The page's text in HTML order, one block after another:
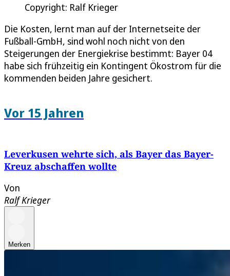
Copyright: Ralf Krieger
Die Kosten, lernt man auf der Internetseite der
Fußball-GmbH, sind wohl noch nicht von den
Steigerungen der Energiekrise bestimmt: Bayer 04
habe sich frühzeitig ein Kontingent Ökostrom für die
kommenden beiden Jahre gesichert.
Vor 15 Jahren
Leverkusen wehrte sich, als Bayer das Bayer-
Kreuz abschaffen wollte
Von
Ralf Krieger
Merken